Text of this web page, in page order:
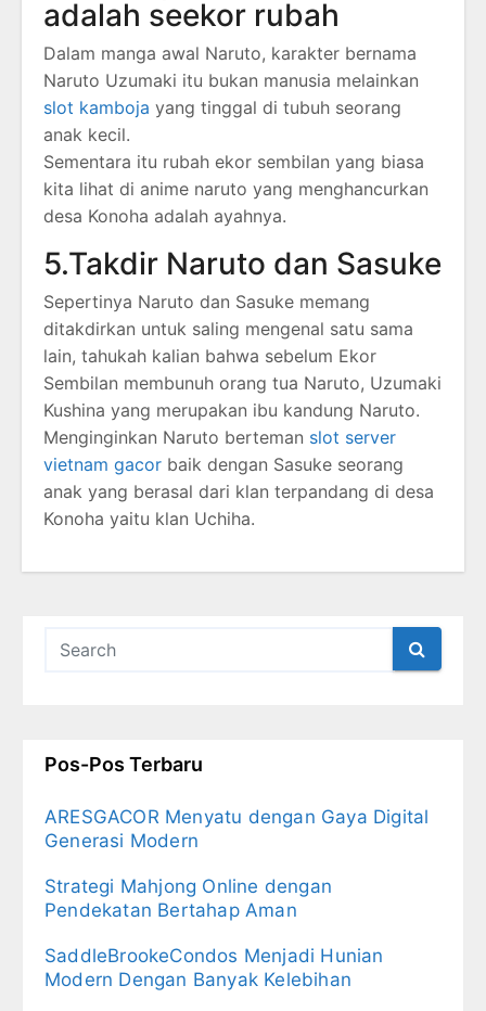
adalah seekor rubah
Dalam manga awal Naruto, karakter bernama
Naruto Uzumaki itu bukan manusia melainkan
slot kamboja yang tinggal di tubuh seorang
anak kecil.
Sementara itu rubah ekor sembilan yang biasa
kita lihat di anime naruto yang menghancurkan
desa Konoha adalah ayahnya.
5.Takdir Naruto dan Sasuke
Sepertinya Naruto dan Sasuke memang
ditakdirkan untuk saling mengenal satu sama
lain, tahukah kalian bahwa sebelum Ekor
Sembilan membunuh orang tua Naruto, Uzumaki
Kushina yang merupakan ibu kandung Naruto.
Menginginkan Naruto berteman slot server
vietnam gacor baik dengan Sasuke seorang
anak yang berasal dari klan terpandang di desa
Konoha yaitu klan Uchiha.
Pos-Pos Terbaru
ARESGACOR Menyatu dengan Gaya Digital
Generasi Modern
Strategi Mahjong Online dengan
Pendekatan Bertahap Aman
SaddleBrookeCondos Menjadi Hunian
Modern Dengan Banyak Kelebihan